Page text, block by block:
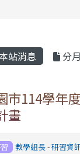
站消息 分
市114學年
畫
教學組長-研習資